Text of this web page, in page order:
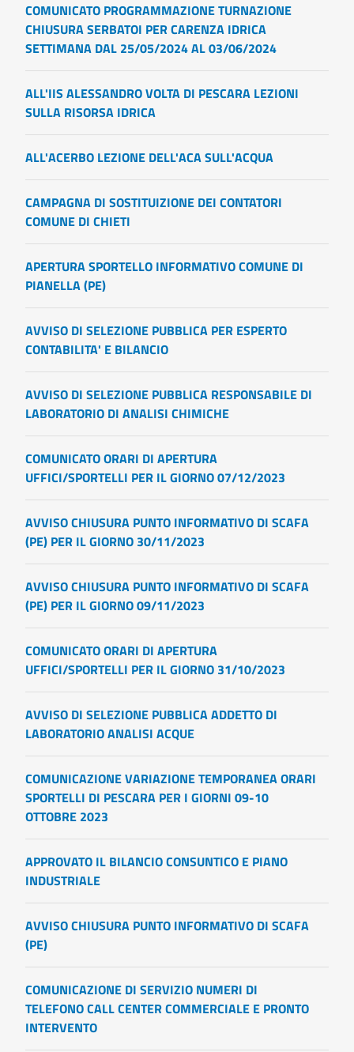
COMUNICATO PROGRAMMAZIONE TURNAZIONE
CHIUSURA SERBATOI PER CARENZA IDRICA
SETTIMANA DAL 25/05/2024 AL 03/06/2024
ALL'IIS ALESSANDRO VOLTA DI PESCARA LEZIONI
SULLA RISORSA IDRICA
ALL'ACERBO LEZIONE DELL'ACA SULL'ACQUA
CAMPAGNA DI SOSTITUIZIONE DEI CONTATORI
COMUNE DI CHIETI
APERTURA SPORTELLO INFORMATIVO COMUNE DI
PIANELLA (PE)
AVVISO DI SELEZIONE PUBBLICA PER ESPERTO
CONTABILITA' E BILANCIO
AVVISO DI SELEZIONE PUBBLICA RESPONSABILE DI
LABORATORIO DI ANALISI CHIMICHE
COMUNICATO ORARI DI APERTURA
UFFICI/SPORTELLI PER IL GIORNO 07/12/2023
AVVISO CHIUSURA PUNTO INFORMATIVO DI SCAFA
(PE) PER IL GIORNO 30/11/2023
AVVISO CHIUSURA PUNTO INFORMATIVO DI SCAFA
(PE) PER IL GIORNO 09/11/2023
COMUNICATO ORARI DI APERTURA
UFFICI/SPORTELLI PER IL GIORNO 31/10/2023
AVVISO DI SELEZIONE PUBBLICA ADDETTO DI
LABORATORIO ANALISI ACQUE
COMUNICAZIONE VARIAZIONE TEMPORANEA ORARI
SPORTELLI DI PESCARA PER I GIORNI 09-10
OTTOBRE 2023
APPROVATO IL BILANCIO CONSUNTICO E PIANO
INDUSTRIALE
AVVISO CHIUSURA PUNTO INFORMATIVO DI SCAFA
(PE)
COMUNICAZIONE DI SERVIZIO NUMERI DI
TELEFONO CALL CENTER COMMERCIALE E PRONTO
INTERVENTO